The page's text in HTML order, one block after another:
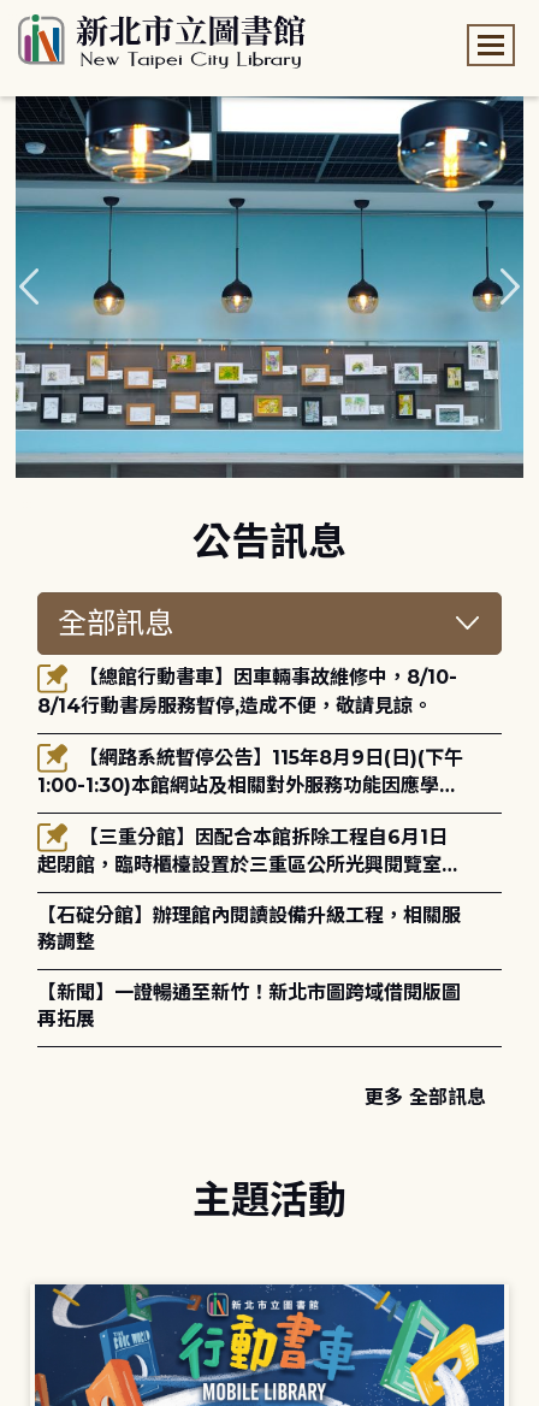
公告訊息
8/14行動書房服務暫停,造成不便，敬請見諒。
1:00-1:30)本館網站及相關對外服務功能因應學術
網路升級更新將暫停服務。
起閉館，臨時櫃檯設置於三重區公所光興閱覽室，
造成不便，敬請見諒。
【石碇分館】辦理館內閱讀設備升級工程，相關服
務調整
【新聞】一證暢通至新竹！新北市圖跨域借閱版圖
再拓展
更多 全部訊息
主題活動